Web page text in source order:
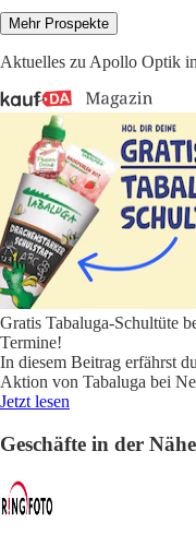
Mehr Prospekte
Aktuelles zu Apollo Optik
Gratis Tabaluga-Schultüte
Termine!
In diesem Beitrag erfährst
Aktion von Tabaluga bei
Jetzt lesen
Geschäfte in der